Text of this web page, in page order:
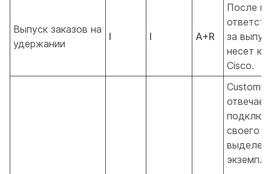
Выпуск заказов на
удержании
I I A+R
После
за
несет
Cisco.
своего